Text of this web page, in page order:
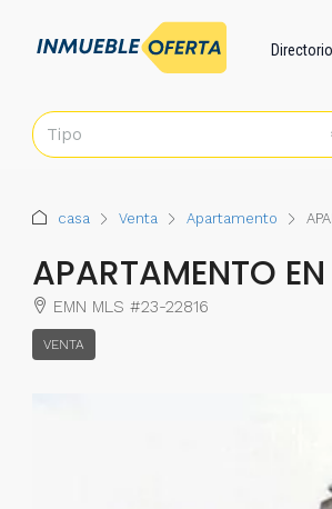
Tipo
casa Venta Apartamento
APARTAMENTO
EMN MLS #23-22816
VENTA